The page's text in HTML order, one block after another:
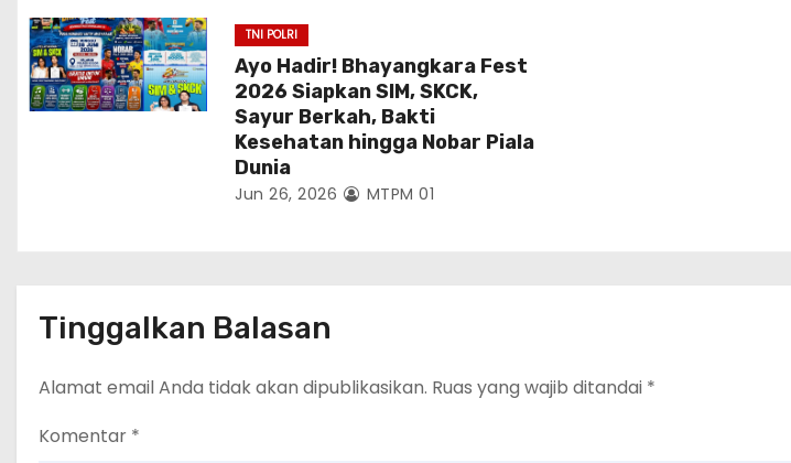
TNI POLRI
Ayo Hadir! Bhayangkara Fest
2026 Siapkan SIM, SKCK,
Sayur Berkah, Bakti
Kesehatan hingga Nobar Piala
Dunia
Jun 26, 2026 MTPM 01
Tinggalkan Balasan
Alamat email Anda tidak akan dipublikasikan. Ruas yang wajib ditandai *
Komentar *